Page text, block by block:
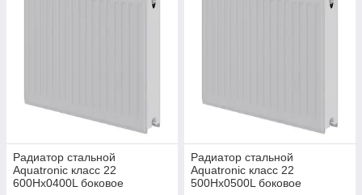
Радиатор стальной
Aquatronic класс 22
600Hх0400L боковое
Радиатор стальной
Aquatronic класс 22
500Hх0500L боковое